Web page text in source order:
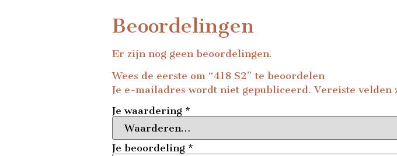
Beoordelingen
Er zijn nog geen beoordelingen.
Wees de eerste om “418 S2” te beoordelen
Je e-mailadres wordt niet gepubliceerd. Vereiste velden
Je waardering *
Je beoordeling *